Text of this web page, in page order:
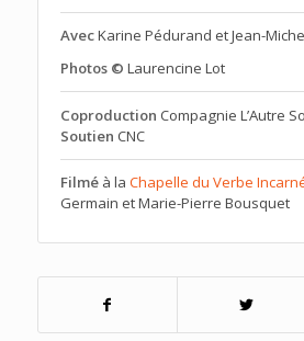
AvecKarine Pédurand et Jean-
Photos © Laurencine Lot
Coproduction Compagnie L’Autre
Soutien CNC
Filméà la Chapelle du Verbe
Germain et Marie-Pierre Bousquet